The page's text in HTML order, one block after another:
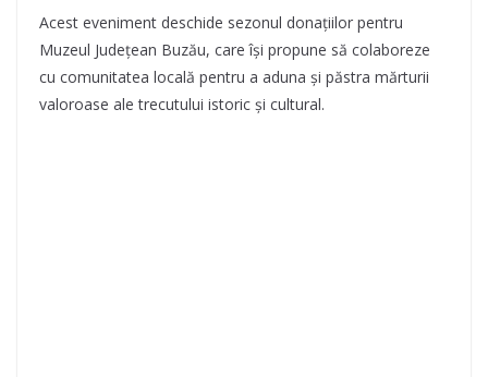
Acest eveniment deschide sezonul donațiilor pentru
Muzeul Județean Buzău, care își propune să colaboreze
cu comunitatea locală pentru a aduna și păstra mărturii
valoroase ale trecutului istoric și cultural.